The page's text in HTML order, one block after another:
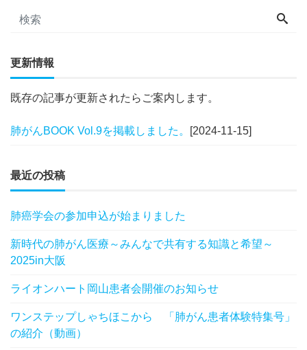
更新情報
既存の記事が更新されたらご案内します。
肺がんBOOK Vol.9を掲載しました。 [2024-11-15]
最近の投稿
肺癌学会の参加申込が始まりました
新時代の肺がん医療～みんなで共有する知識と希望～
2025in大阪
ライオンハート岡山患者会開催のお知らせ
ワンステップしゃちほこから 「肺がん患者体験特集号」
の紹介（動画）